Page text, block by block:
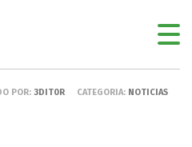
POR: 3DIT0R CATEGORIA: NOTICIAS